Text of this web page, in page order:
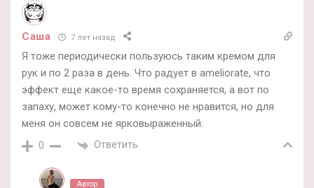
Саша 7 лет назад
Я тоже периодически пользуюсь таким кремом для
рук и по 2 раза в день. Что радует в ameliorate, что
эффект еще какое-то время сохраняется, а вот по
запаху, может кому-то конечно не нравится, но для
меня он совсем не ярковыраженный.
0 Ответить
Автор